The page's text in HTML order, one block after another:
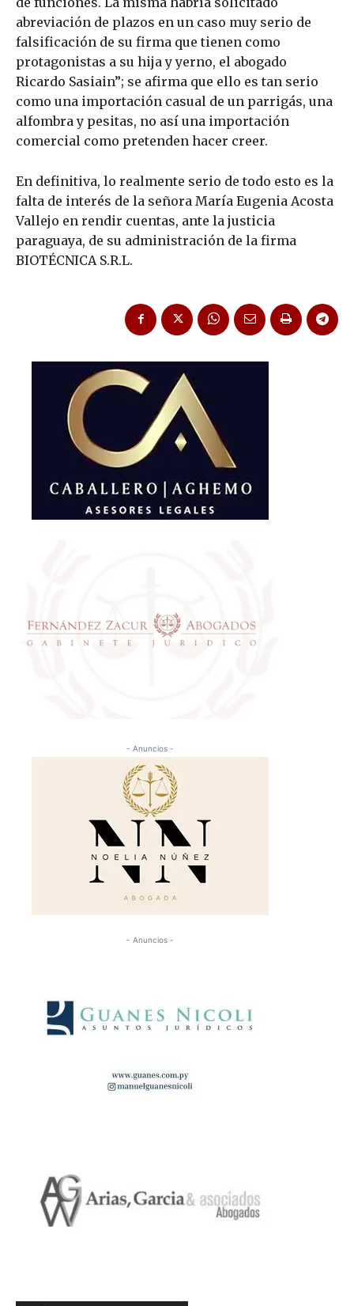
abreviación de plazos en un caso muy serio de
falsificación de su firma que tienen como
protagonistas a su hija y yerno, el abogado
Ricardo Sasiain”; se afirma que ello es tan serio
como una importación casual de un parrigás, una
alfombra y pesitas, no así una importación
comercial como pretenden hacer creer.
En definitiva, lo realmente serio de todo esto es la
falta de interés de la señora María Eugenia Acosta
Vallejo en rendir cuentas, ante la justicia
paraguaya, de su administración de la firma
BIOTÉCNICA S.R.L.
- Anuncios -
- Anuncios -